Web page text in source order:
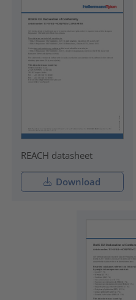
REACH datasheet
Download